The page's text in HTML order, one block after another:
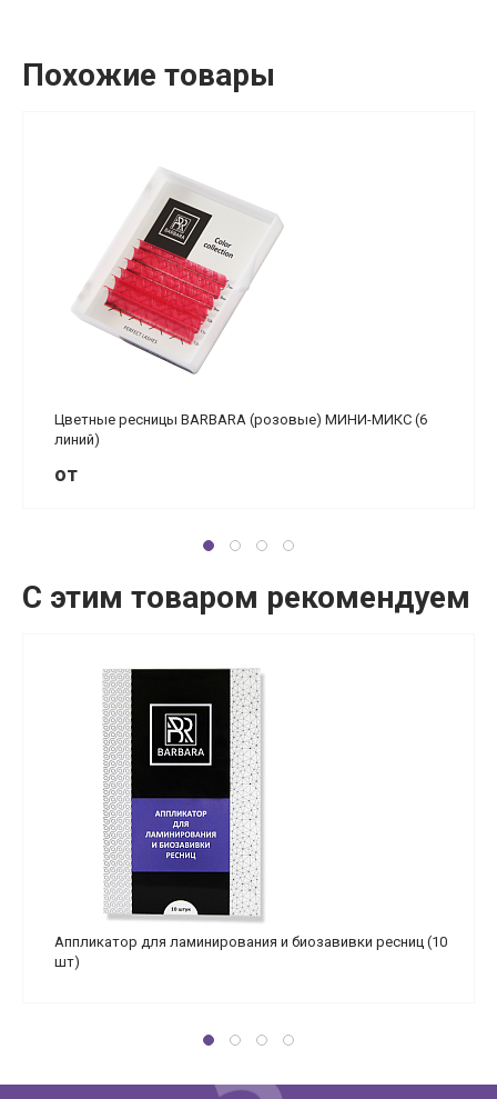
Похожие товары
Цветные ресницы BARBARA (розовые) МИНИ-МИКС (6
линий)
от
С этим товаром рекомендуем
Аппликатор для ламинирования и биозавивки ресниц (10
шт)